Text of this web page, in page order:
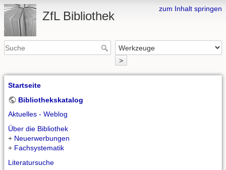
zum Inhalt springen
ZfL Bibliothek
>
Startseite
Bibliothekskatalog
Aktuelles - Weblog
Über die Bibliothek
+ Neuerwerbungen
+ Fachsystematik
Literatursuche